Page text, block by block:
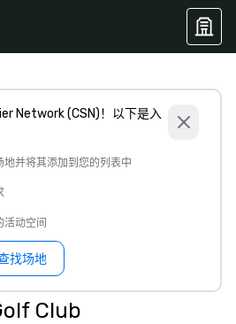
Network (CSN)！以下是入
并将其添加到您的列表中
活动空间
找场地
Club